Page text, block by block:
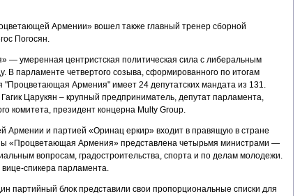
Армении» вошел также главный тренер сборной
Погосян.
умеренная центристская политическая сила с либеральным
В парламенте четвертого созыва, сформированного по итогам
"Процветающая Армения" имеет 24 депутатских мандата из 131.
Царукян – крупный предприниматель, депутат парламента,
комитета, президент концерна Multy Group.
Армении и партией «Оринац еркир» входит в правящую в стране
«Процветающая Армения» представлена четырьмя министрами —
вопросам, градостроительства, спорта и по делам молодежи.
спикера парламента.
партийный блок представили свои пропорциональные списки для